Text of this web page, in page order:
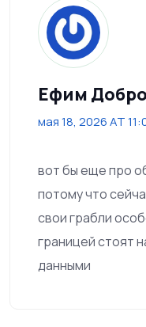
Ефим
мая 18, 2026 AT
вот бы еще про
потому что
свои грабли
границей стоят
данными